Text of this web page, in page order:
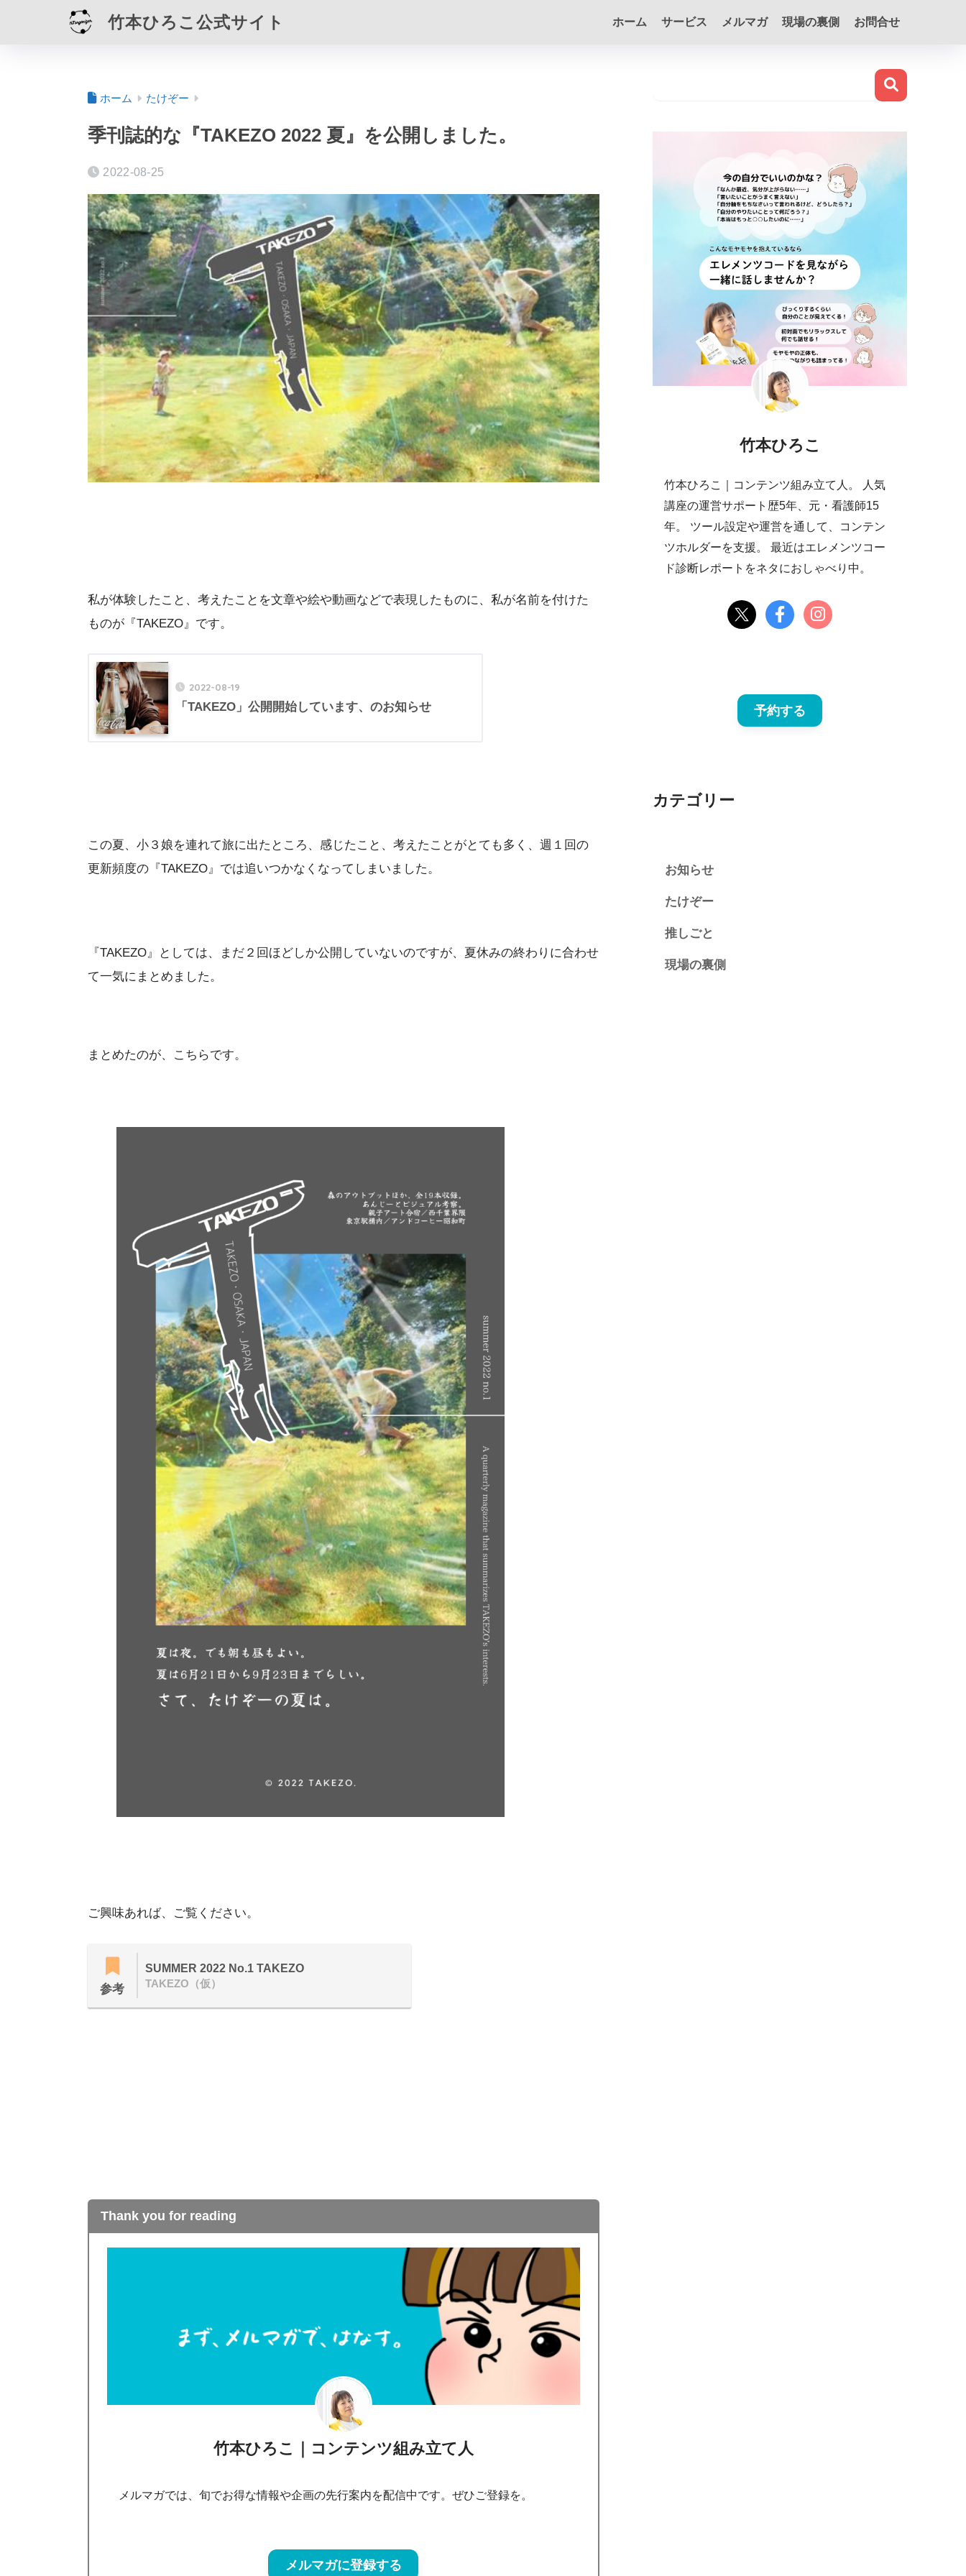
竹本ひろこ公式サイト ホーム サービス メルマガ 現場の裏側 お問合せ
ホーム たけぞー
季刊誌的な『TAKEZO 2022 夏』を公開しました。
2022-08-25
私が体験したこと、考えたことを文章や絵や動画などで表現したものに、私が名前を付けた
ものが『TAKEZO』です。
2022-08-19
「TAKEZO」公開開始しています、のお知らせ
この夏、小３娘を連れて旅に出たところ、感じたこと、考えたことがとても多く、週１回の
更新頻度の『TAKEZO』では追いつかなくなってしまいました。
『TAKEZO』としては、まだ２回ほどしか公開していないのですが、夏休みの終わりに合わせ
て一気にまとめました。
まとめたのが、こちらです。
ご興味あれば、ご覧ください。
参考
SUMMER 2022 No.1 TAKEZO
TAKEZO（仮）
Thank you for reading
竹本ひろこ｜コンテンツ組み立て人
メルマガでは、旬でお得な情報や企画の先行案内を配信中です。ぜひご登録を。
メルマガに登録する
竹本ひろこ
竹本ひろこ｜コンテンツ組み立て人。 人気
講座の運営サポート歴5年、元・看護師15
年。 ツール設定や運営を通して、コンテン
ツホルダーを支援。 最近はエレメンツコー
ド診断レポートをネタにおしゃべり中。
予約する
カテゴリー
お知らせ
たけぞー
推しごと
現場の裏側